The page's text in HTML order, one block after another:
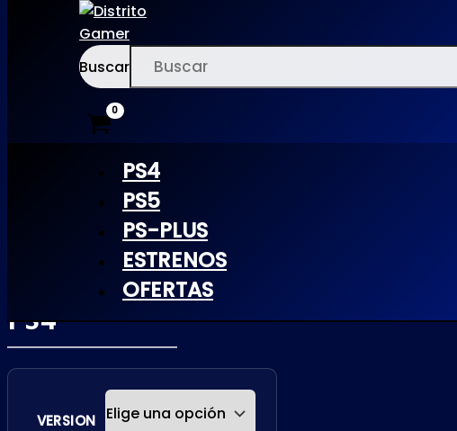
Buscar
PS4
PS5
PS-PLUS
ESTRENOS
OFERTAS
THE OUTER
WORLDS |
PS4
VERSION